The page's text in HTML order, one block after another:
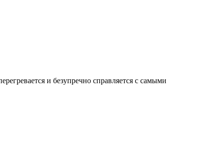
и безупречно справляется с самыми